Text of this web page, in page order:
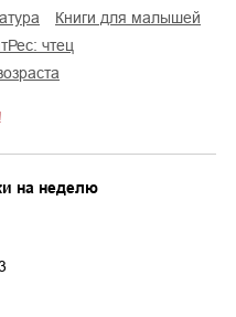
книги для малышей
чтец
на неделю